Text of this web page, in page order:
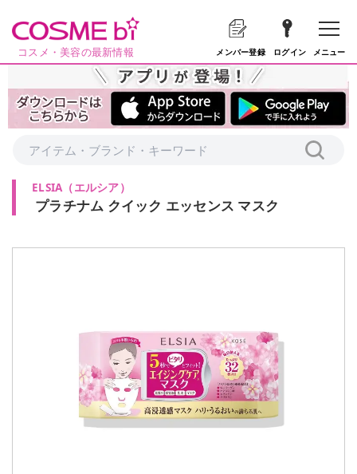
コスメ・美容の最新情報 メンバー登録 ログイン メニュー
ELSIA（エルシア）
プラチナム クイック エッセンス マスク